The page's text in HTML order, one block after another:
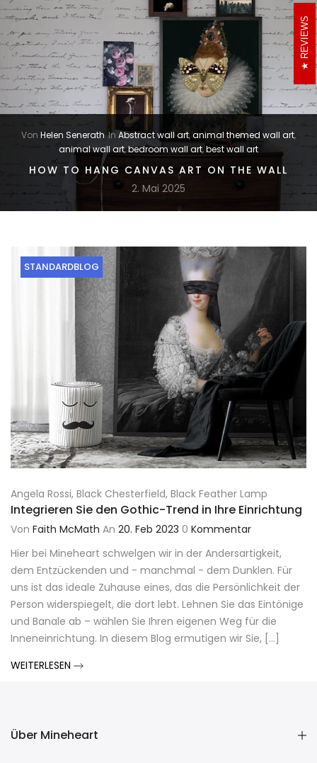
Von Helen Senerath In Abstract wall art,animal themed wall art,
animal wall art,bedroom wall art,best wall art
HOW TO HANG CANVAS ART ON THE WALL
2. Mai 2025
STANDARDBLOG
Angela Rossi, Black Chesterfield, Black Feather Lamp
Integrieren Sie den Gothic-Trend in Ihre Einrichtung
Von Faith McMath An 20. Feb 2023 0 Kommentar
Hier bei Mineheart schwelgen wir in der Andersartigkeit,
dem Entzückenden und - manchmal - dem Dunklen. Für
uns ist das ideale Zuhause eines, das die Persönlichkeit der
Person widerspiegelt, die dort lebt. Lehnen Sie das Eintönige
und Banale ab – wählen Sie Ihren eigenen Weg für die
Inneneinrichtung. In diesem Blog ermutigen wir Sie, [...]
WEITERLESEN
Über Mineheart
REVIEWS